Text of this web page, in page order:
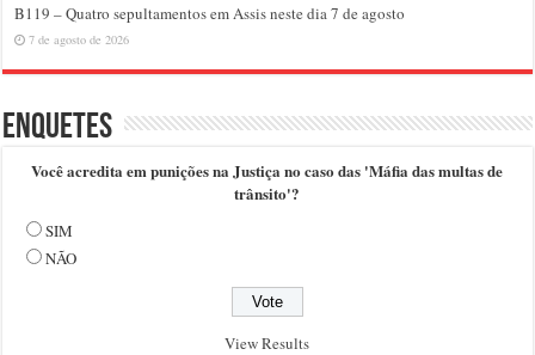
B119 – Quatro sepultamentos em Assis neste dia 7 de agosto
7 de agosto de 2026
Enquetes
Você acredita em punições na Justiça no caso das 'Máfia das multas de
trânsito'?
SIM
NÃO
View Results